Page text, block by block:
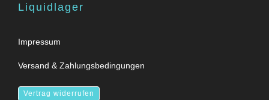
Liquidlager
Impressum
Versand & Zahlungsbedingungen
Vertrag widerrufen